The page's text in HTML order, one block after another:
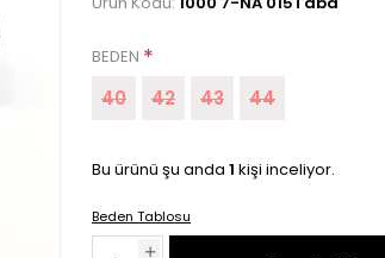
BEDEN *
40 42 43 44
Bu ürünü şu anda 1 kişi inceliyor.
Beden Tablosu